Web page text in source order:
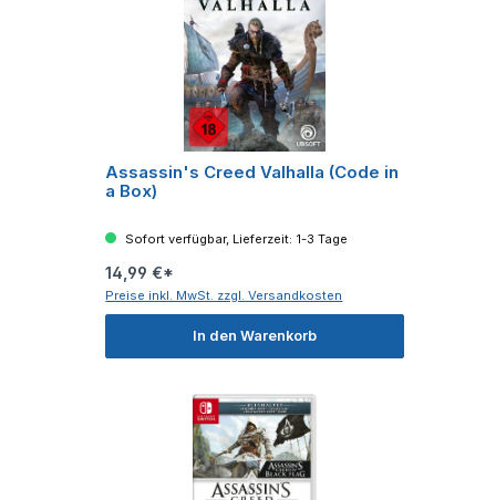
Assassin's Creed Valhalla (Code in
a Box)
Sofort verfügbar, Lieferzeit: 1-3 Tage
14,99 €*
Preise inkl. MwSt. zzgl. Versandkosten
In den Warenkorb